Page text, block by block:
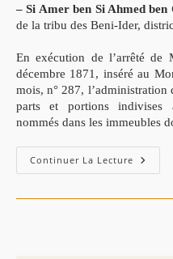
– Si Amer ben Si Ahmed
de la tribu des Beni-Ider,
En exécution de l’arrêté de
décembre 1871, inséré au
mois, n° 287, l’administration
parts et portions indivises
nommés dans les immeubles
Continuer La Lecture